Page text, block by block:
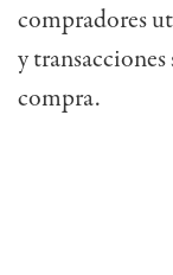
compradores
y
compra.